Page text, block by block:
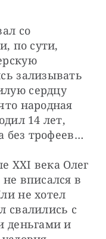
со
по сути,
зализывать
сердцу
народная
14 лет,
без трофеев…
XXI века Олег
вписался в
не хотел
свалились с
деньгами и